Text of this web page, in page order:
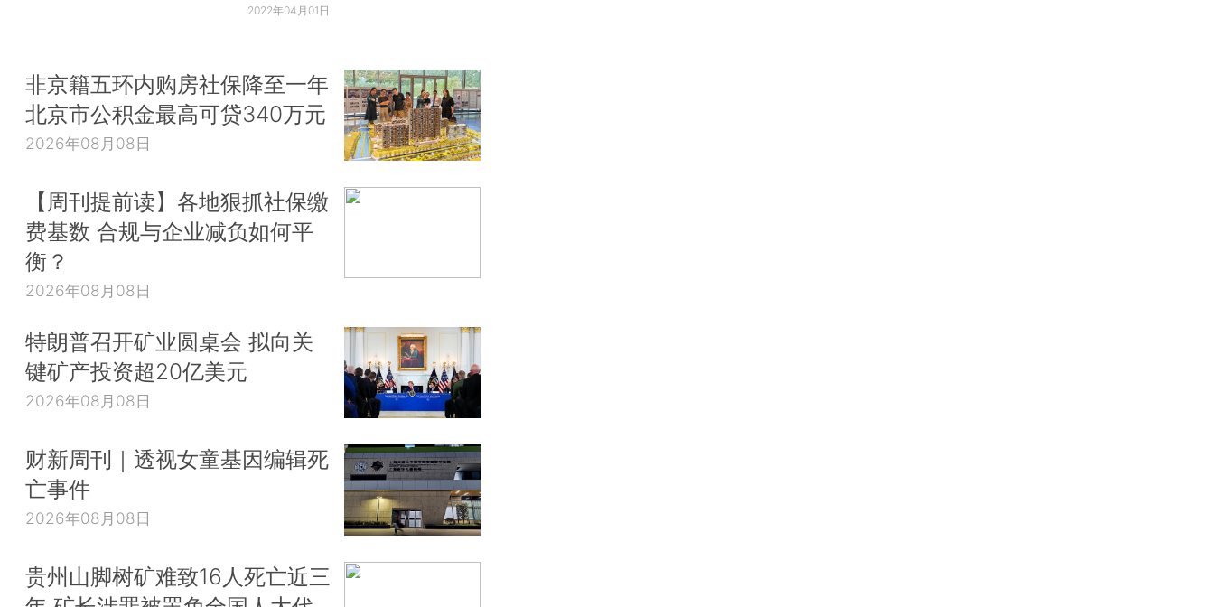
2022年04月01日
非京籍五环内购房社保降至一年
北京市公积金最高可贷340万元
2026年08月08日
【周刊提前读】各地狠抓社保缴
费基数 合规与企业减负如何平
衡？
2026年08月08日
特朗普召开矿业圆桌会 拟向关
键矿产投资超20亿美元
2026年08月08日
财新周刊｜透视女童基因编辑死
亡事件
2026年08月08日
贵州山脚树矿难致16人死亡近三